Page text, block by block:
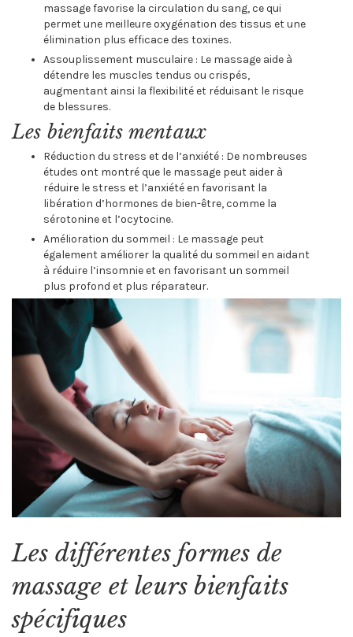
massage favorise la circulation du sang, ce qui
permet une meilleure oxygénation des tissus et une
élimination plus efficace des toxines.
Assouplissement musculaire : Le massage aide à
détendre les muscles tendus ou crispés,
augmentant ainsi la flexibilité et réduisant le risque
de blessures.
Les bienfaits mentaux
Réduction du stress et de l’anxiété : De nombreuses
études ont montré que le massage peut aider à
réduire le stress et l’anxiété en favorisant la
libération d’hormones de bien-être, comme la
sérotonine et l’ocytocine.
Amélioration du sommeil : Le massage peut
également améliorer la qualité du sommeil en aidant
à réduire l’insomnie et en favorisant un sommeil
plus profond et plus réparateur.
Les différentes formes de
massage et leurs bienfaits
spécifiques